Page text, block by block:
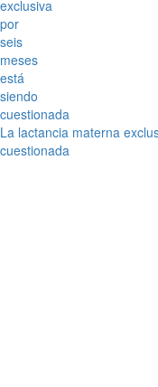
La lactancia materna
cuestionada